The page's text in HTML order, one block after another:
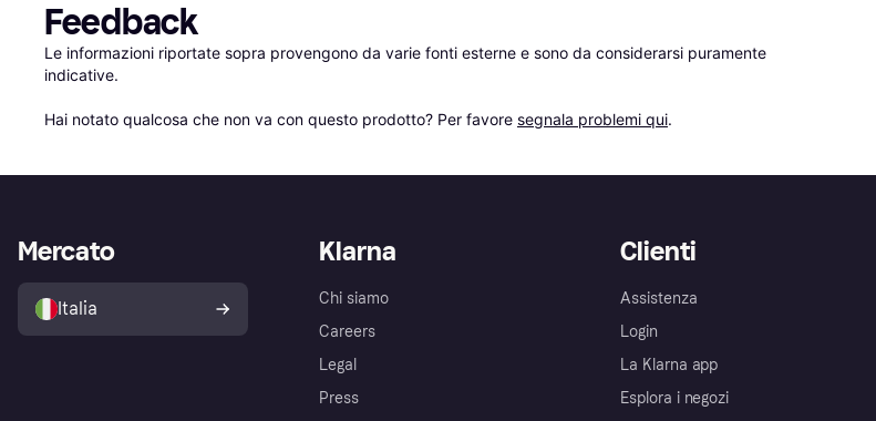
Feedback
Le informazioni riportate sopra provengono da varie fonti esterne e sono da considerarsi puramente
indicative.
Hai notato qualcosa che non va con questo prodotto? Per favore segnala problemi qui.
Klarna
Chi siamo
Careers
Legal
Press
Clienti
Assistenza
Login
La Klarna app
Esplora i negozi
Mercato
Italia